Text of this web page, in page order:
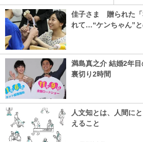
佳子さま 贈られた「
れて…“ケンちゃん”
満島真之介 結婚2年
裏切り2時間
人文知とは、人間に
えること